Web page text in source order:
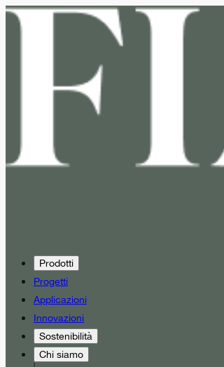
Prodotti
Progetti
Applicazioni
Innovazioni
Sostenibilità
Chi siamo